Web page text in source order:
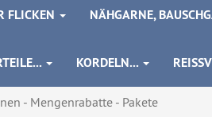
FLICKEN NÄHGARNE,
KORDELN...
- Mengenrabatte - Pakete